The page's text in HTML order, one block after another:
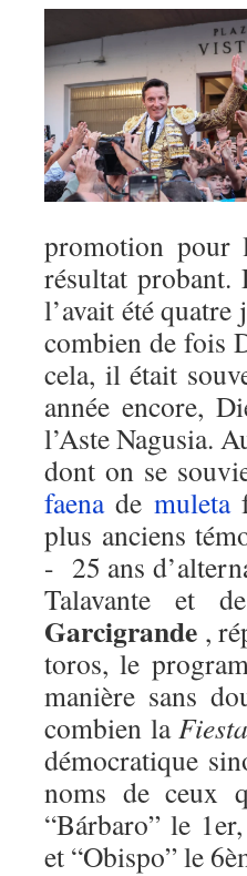
promotion pour
résultat probant.
l’avait été
combien de fois
cela, il était
année encore,
l’Aste Nagusia.
dont on se
faenade muleta
plus anciens
- 25 ans
Talavante et
Garcigrande ,
toros, le
manière sans
combien la
démocratique
noms de ceux
“Bárbaro” le
et “Obispo” le